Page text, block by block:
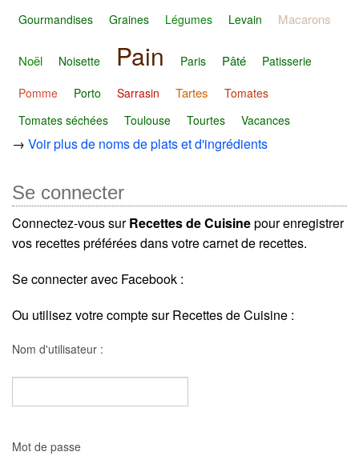
Gourmandises Graines Légumes Levain Macarons
Noël Noisette Pain Paris Pâté
Patisserie
Pomme
Porto Sarrasin Tartes
Tomates
Tomates séchées
Toulouse Tourtes Vacances
→ Voir plus de noms de plats et d'ingrédients
Se connecter
Connectez-vous surRecettes de Cuisinepour enregistrer
vos recettes préférées dans votre carnet de recettes.
Se connecter avec Facebook :
Ou utilisez votre compte sur Recettes de Cuisine :
Nom d'utilisateur :
Mot de passe